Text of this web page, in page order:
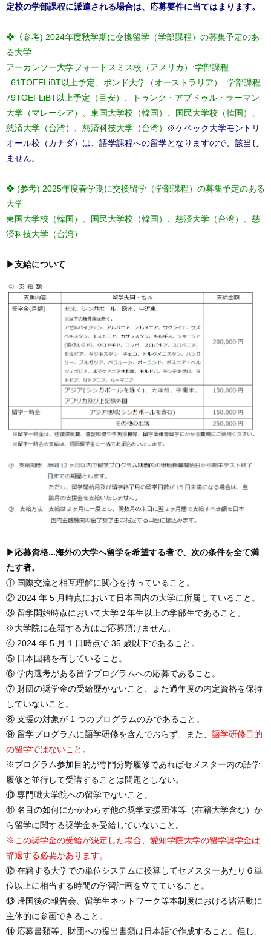
定校の学部課程に派遣される場合は、応募要件に当てはまります。
❖（参考) 2024年度秋学期に交換留学（学部課程）の募集予定のあ
る大学
アーカンソー大学フォートスミス校（アメリカ）:学部課程
_61TOEFLiBT以上予定、ボンド大学（オーストラリア）_学部課程
79TOEFLiBT以上予定（目安）、トゥンク・アブドゥル・ラーマン
大学（マレーシア）、東国大学校（韓国）、国民大学校（韓国）、
慈済大学（台湾）、慈済科技大学（台湾）
※ケベック大学モントリ
オール校（カナダ）は、語学課程への留学となりますので、該当し
ません。
❖ (参考) 2025年度春学期に交換留学（学部課程）の募集予定のある
大学
東国大学校（韓国）、国民大学校（韓国）、慈済大学（台湾）、慈
済科技大学（台湾）
▶支給について
▶応募資格...海外の大学へ留学を希望する者で、次の条件を全て満
たす者。
① 国際交流と相互理解に関心を持っていること。
② 2024 年 5 月時点において日本国内の大学に所属していること。
③ 留学開始時点において大学２年生以上の学部生であること。
※大学院に在籍する方はご応募頂けません。
④ 2024 年 5 月 1 日時点で 35 歳以下であること。
⑤ 日本国籍を有していること。
⑥ 学内選考がある留学プログラムへの応募であること。
⑦ 財団の奨学金の受給歴がないこと、また過年度の内定資格を保持
していないこと。
⑧ 支援の対象が 1 つのプログラムのみであること。
⑨ 留学プログラムに語学研修を含んでおらず、また、 語学研修目的
の留学ではないこと 。
※プログラム参加目的が専門分野履修であればセメスター内の語学
履修と並行して受講することは問題としない。
⑩ 専門職大学院への留学でないこと。
⑪ 名目の如何にかかわらず他の奨学支援団体等（在籍大学含む）か
ら留学に関する奨学金を受給していないこと。
※この奨学金の受給が決定した場合、愛知学院大学の留学奨学金は
辞退する必要があります。
⑫ 在籍する大学での単位システムに換算してセメスターあたり６単
位以上に相当する時間の学習計画を立てていること。
⑬ 帰国後の報告会、留学生ネットワーク等本制度における諸活動に
主体的に参画できること。
⑭ 応募書類等、財団への提出書類は日本語で作成すること。但し、